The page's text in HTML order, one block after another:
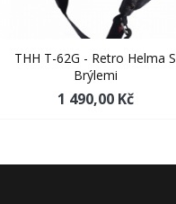
THH T-62G - Retro Helma S
Brýlemi
1 490,00 Kč